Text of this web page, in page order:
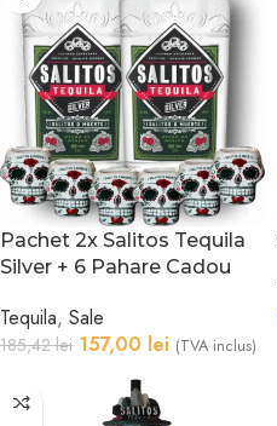
Pachet 2x Salitos Tequila
Silver + 6 Pahare Cadou
Tequila, Sale
185,42lei 157,00 lei (TVA inclus)